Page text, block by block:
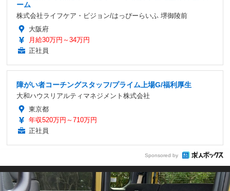
ーム
株式会社ライフケア・ビジョン/はっぴーらいふ 堺御陵前
大阪府
月給30万円～34万円
正社員
障がい者コーチングスタッフ/プライム上場G/福利厚生
大和ハウスリアルティマネジメント株式会社
東京都
年収520万円～710万円
正社員
Sponsored by